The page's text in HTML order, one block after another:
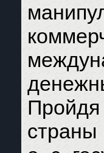
страны